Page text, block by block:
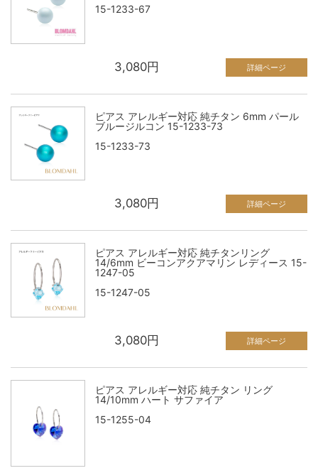
15-1233-67
3,080円 詳細ページ
ピアス アレルギー対応 純チタン 6mm パール
ブルージルコン 15-1233-73
15-1233-73
3,080円 詳細ページ
ピアス アレルギー対応 純チタンリング
14/6mm ビーコンアクアマリン レディース 15-
1247-05
15-1247-05
3,080円 詳細ページ
ピアス アレルギー対応 純チタン リング
14/10mm ハート サファイア
15-1255-04